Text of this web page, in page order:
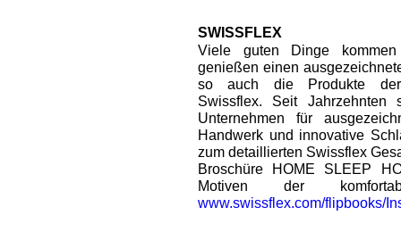
SWISSFLEX
Viele guten Dinge
genießen einen
so auch die Produkte der
Swissflex. Seit Jahrzehnten
Unternehmen für
Handwerk und innovative
zum detaillierten Swissflex
Broschüre HOME SLEEP
Motiven der
www.swissflex.com/flipbooks/